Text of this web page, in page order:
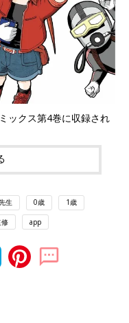
ックス第4巻に収録され
生 0歳 1歳
app